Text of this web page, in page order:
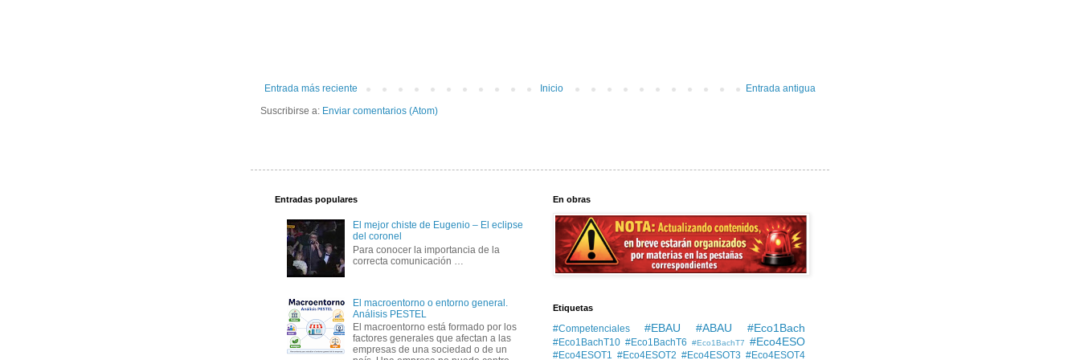
Entrada más reciente Entrada antigua
Inicio
Suscribirse a: Enviar comentarios (Atom)
Entradas populares
El mejor chiste de Eugenio – El eclipse
del coronel
Para conocer la importancia de la
correcta comunicación …
El macroentorno o entorno general.
Análisis PESTEL
El macroentorno está formado por los
factores generales que afectan a las
empresas de una sociedad o de un
En obras
Etiquetas
#Competenciales #EBAU #ABAU #Eco1Bach
#Eco1BachT10 #Eco1BachT6 #Eco1BachT7 #Eco4ESO
#Eco4ESOT1 #Eco4ESOT2 #Eco4ESOT3 #Eco4ESOT4